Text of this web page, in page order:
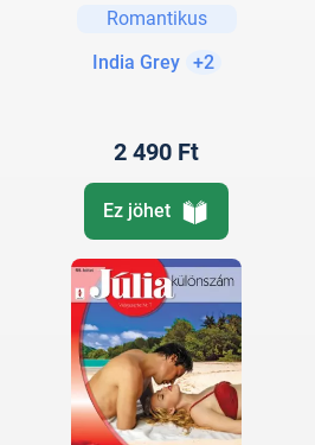
Sportszerű
vér)
Romantikus
India Grey
+2
2 490 Ft
Ez jöhet